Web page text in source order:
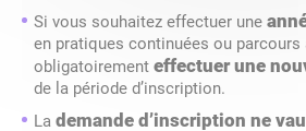
Si vous souhaitez effectuer une
en pratiques continuées ou parcours
obligatoirement effectuer une
de la période d’inscription.
La demande d’inscription ne